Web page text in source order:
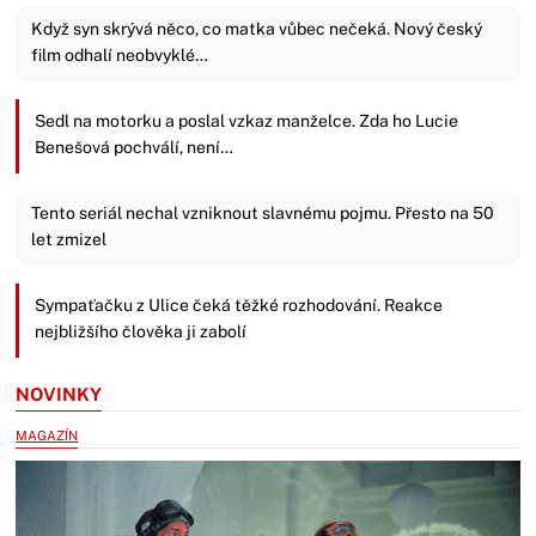
Když syn skrývá něco, co matka vůbec nečeká. Nový český
film odhalí neobvyklé…
Sedl na motorku a poslal vzkaz manželce. Zda ho Lucie
Benešová pochválí, není…
Tento seriál nechal vzniknout slavnému pojmu. Přesto na 50
let zmizel
Sympaťačku z Ulice čeká těžké rozhodování. Reakce
nejbližšího člověka ji zabolí
NOVINKY
MAGAZÍN